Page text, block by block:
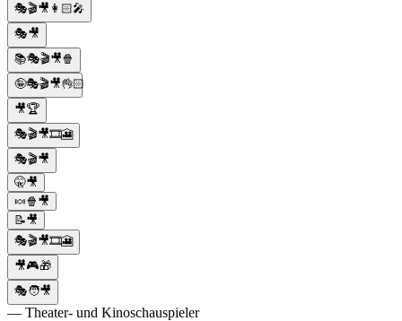
🎭🎬🎥👩🏻‍🎤
🎭🎥
📚🎭🎬🎥🍿
🤪🎭🎬🎥👌🏻
🎥🏆
🎭🎬🎥🎞️🎦
🎭🎬🎥
🤫🎥
🍬🍿🎥
📝🎥
🎭🎬🎥🎞️🎦
🎥🎮🎁
🎭🧑🎥
— Theater- und Kinoschauspieler